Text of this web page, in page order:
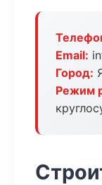
Email:
Город:
Режим